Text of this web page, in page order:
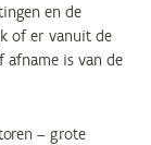
en de
of er vanuit de
is van de
– grote